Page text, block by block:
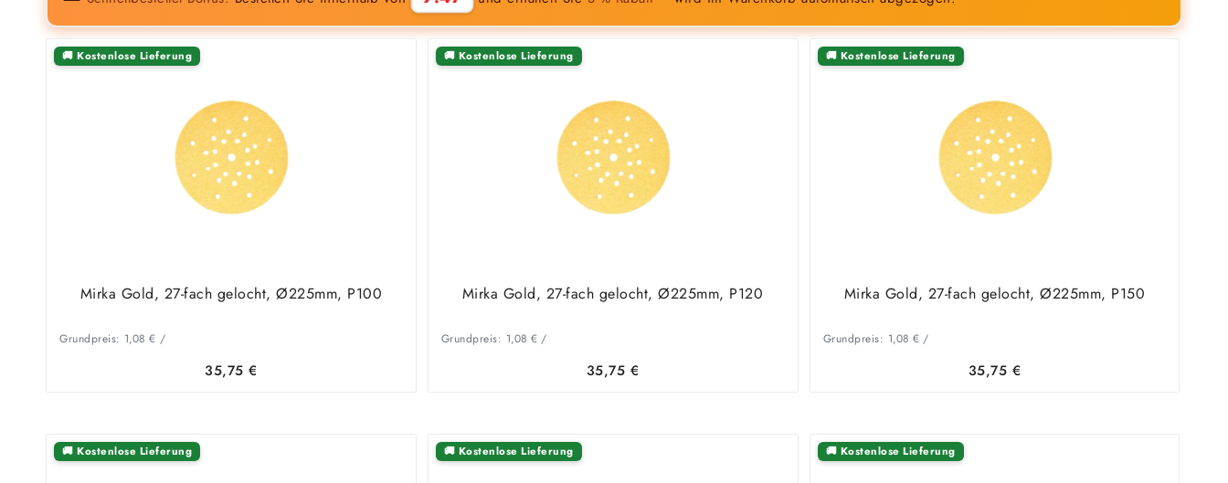
🚚 Kostenlose Lieferung
Mirka Gold, 27-fach gelocht, Ø225mm, P100
Grundpreis: 1,08 € /
35,75€
🚚 Kostenlose Lieferung
Mirka Gold, 27-fach gelocht, Ø225mm, P120
Grundpreis: 1,08 €/
35,75 €
🚚 Kostenlose Lieferung
Mirka Gold, 27-fach gelocht, Ø225mm, P150
Grundpreis: 1,08 €/
35,75 €
🚚 Kostenlose Lieferung 🚚 Kostenlose Lieferung 🚚 Kostenlose Lieferung